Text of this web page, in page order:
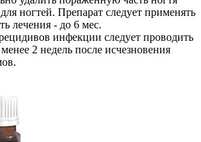
ногтей. Препарат следует применять
лечения - до 6 мес.
инфекции следует проводить
2 недель после исчезновения